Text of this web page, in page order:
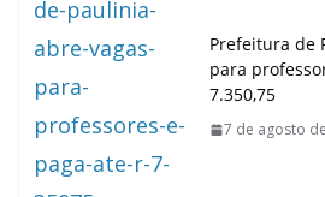
Prefeitura de
para
7.350,75
7 de agosto